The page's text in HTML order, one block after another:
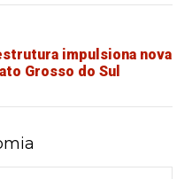
impulsiona nova
Grosso do Sul